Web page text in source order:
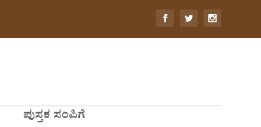
ಪುಸ್ತಕ ಸಂಪಿಗೆ